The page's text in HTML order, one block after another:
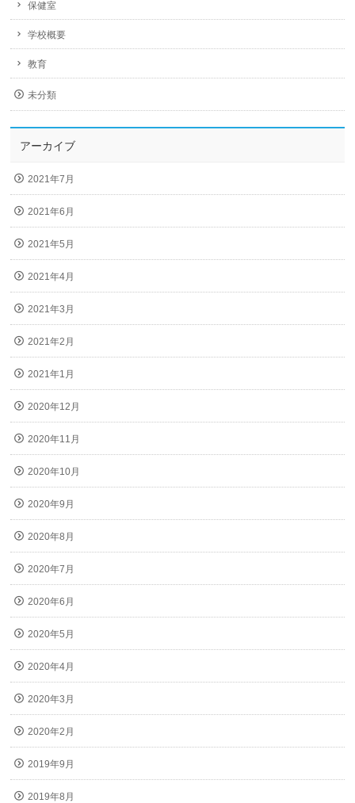
保健室
学校概要
教育
未分類
アーカイブ
2021年7月
2021年6月
2021年5月
2021年4月
2021年3月
2021年2月
2021年1月
2020年12月
2020年11月
2020年10月
2020年9月
2020年8月
2020年7月
2020年6月
2020年5月
2020年4月
2020年3月
2020年2月
2019年9月
2019年8月